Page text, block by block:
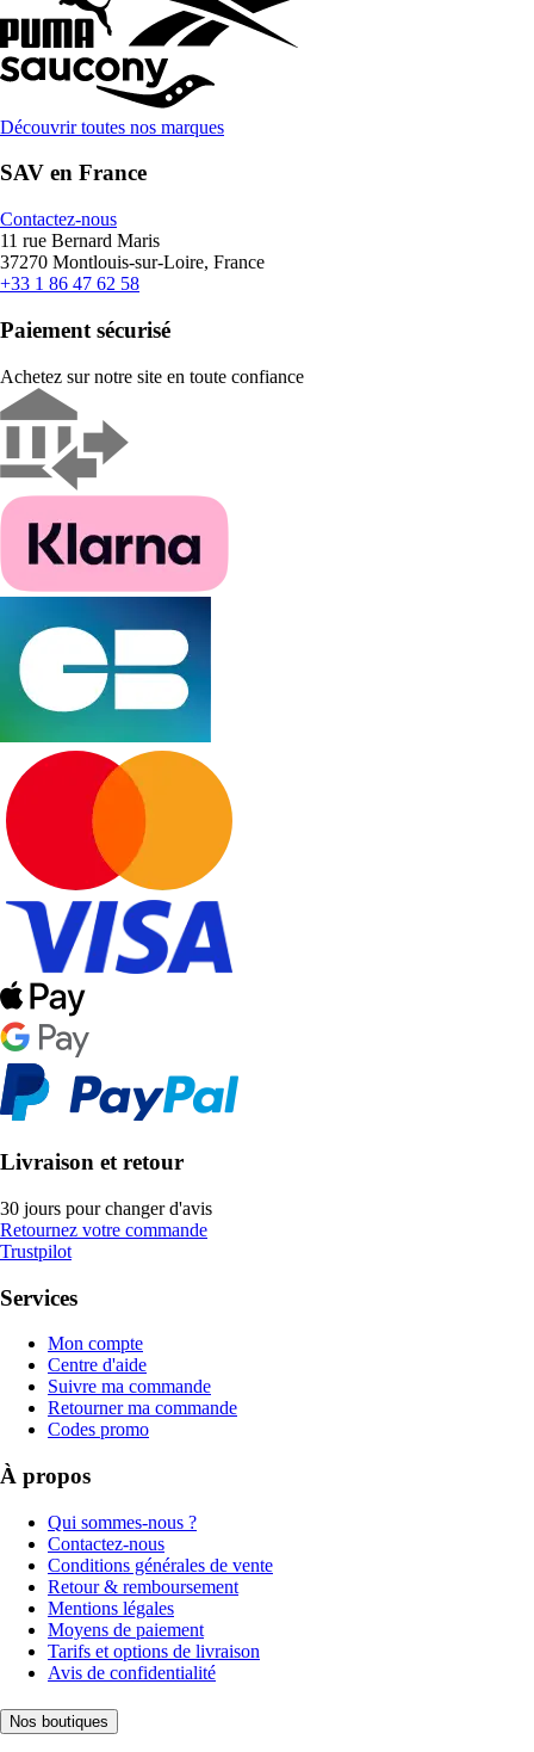
Découvrir toutes nos marques
SAV en France
Contactez-nous
11 rue Bernard Maris
37270 Montlouis-sur-Loire, France
+33 1 86 47 62 58
Paiement sécurisé
Achetez sur notre site en toute confiance
Livraison et retour
30 jours pour changer d'avis
Retournez votre commande
Trustpilot
Services
Mon compte
Centre d'aide
Suivre ma commande
Retourner ma commande
Codes promo
À propos
Qui sommes-nous ?
Contactez-nous
Conditions générales de vente
Retour & remboursement
Mentions légales
Moyens de paiement
Tarifs et options de livraison
Avis de confidentialité
Nos boutiques